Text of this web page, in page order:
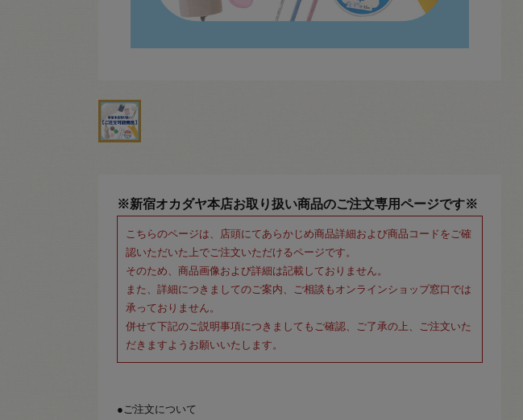
※新宿オカダヤ本店お取り扱い商品のご注文専用ページです※
こちらのページは、店頭にてあらかじめ商品詳細および商品コードをご確
認いただいた上でご注文いただけるページです。
そのため、商品画像および詳細は記載しておりません。
また、詳細につきましてのご案内、ご相談もオンラインショップ窓口では
承っておりません。
併せて下記のご説明事項につきましてもご確認、ご了承の上、ご注文いた
だきますようお願いいたします。
●ご注文について